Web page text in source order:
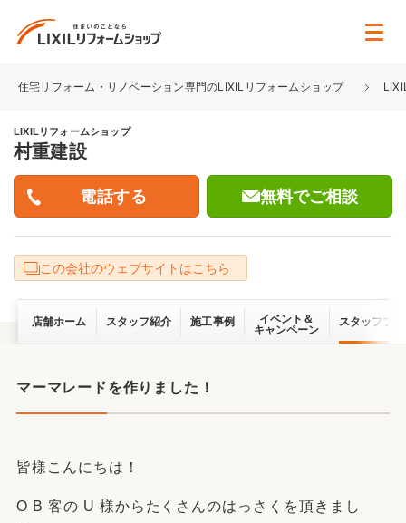
住宅リフォーム・リノベーション専門のLIXILリフォームショップ
LIXILリフォームショップ
村重建設
無料でご相談
この会社のウェブサイトはこちら
店舗ホーム スタッフ紹介 施工事例
イベント＆
キャンペーン
スタッフブ
マーマレードを作りました！
皆様こんにちは！
O B 客の U 様からたくさんのはっさくを頂きまし